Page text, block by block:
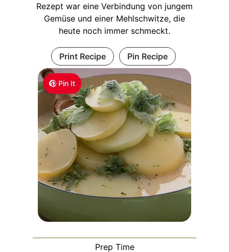
Pin It
Rezept war eine Verbindung von jungem
Gemüse und einer Mehlschwitze, die
heute noch immer schmeckt.
Print Recipe Pin Recipe
Prep Time